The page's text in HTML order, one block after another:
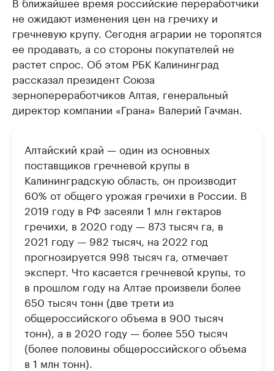
не ожидают изменения цен на гречиху и
гречневую крупу. Сегодня аграрии не торопятся
ее продавать, а со стороны покупателей не
растет спрос. Об этом РБК Калининград
рассказал президент Союза
зернопереработчиков Алтая, генеральный
директор компании «Грана» Валерий Гачман.
Алтайский край — один из основных
поставщиков гречневой крупы в
Калининградскую область, он производит
60% от общего урожая гречихи в России. В
2019 году в РФ засеяли 1 млн гектаров
гречихи, в 2020 году — 873 тысяч га, в
2021 году — 982 тысяч, на 2022 год
прогнозируется 998 тысяч га, отмечает
эксперт. Что касается гречневой крупы, то
в прошлом году на Алтае произвели более
650 тысяч тонн (две трети из
общероссийского объема в 900 тысяч
тонн), а в 2020 году — более 550 тысяч
(более половины общероссийского объема
в 1 млн тонн).